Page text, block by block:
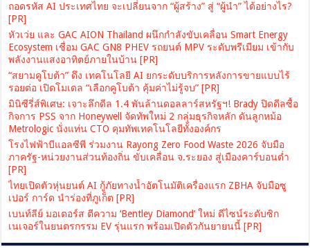
ถอดรหัส AI ประเทศไทย จะเปลี่ยนจาก “ผู้สร้าง” สู่ “ผู้นำ” ได้อย่างไร?
[PR]
หัวเว่ย และ GAC AION Thailand ผนึกกำลังขับเคลื่อน Smart Energy
Ecosystem เชื่อม GAC GN8 PHEV รถยนต์ MPV ระดับพรีเมียม เข้ากับ
พลังงานแสงอาทิตย์ภายในบ้าน [PR]
“สยามคูโบต้า” ดึง เทคโนโลยี AI ยกระดับบริการหลังการขายแบบไร้
รอยต่อ เปิดโมเดล “เลือกคูโบต้า คุ้มค่าไม่รู้จบ” [PR]
มินิซีรี่ส์พิเศษ: เจาะลึกดีล 1.4 พันล้านดอลลาร์สหรัฐฯ! Brady ปิดดีลซื้อ
กิจการ PSS จาก Honeywell จัดทัพใหม่ 2 กลุ่มธุรกิจหลัก ดันลูกหม้อ
Metrologic นั่งแท่น CTO คุมทัพเทคโนโลยีทั้งองค์กร
โรงไฟฟ้าบีแอลซีพี ร่วมงาน Rayong Zero Food Waste 2026 จับมือ
ภาครัฐ-หน่วยงานส่วนท้องถิ่น ขับเคลื่อน จ.ระยอง สู่เมืองคาร์บอนต่ำ
[PR]
ไทยเปิดตัวหุ่นยนต์ AI กู้ภัยทางน้ำอัตโนมัติเครื่องแรก ZBHA จับมือซู
เปอร์ การ์ด นำร่องที่ภูเก็ต [PR]
เบนท์ลีย์ มอเตอร์ส ตีความ ‘Bentley Diamond’ ใหม่ ดีไซน์ระดับซิก
เนเจอร์ในยนตรกรรม EV รุ่นแรก พร้อมเปิดตัวกันยายนนี้ [PR]